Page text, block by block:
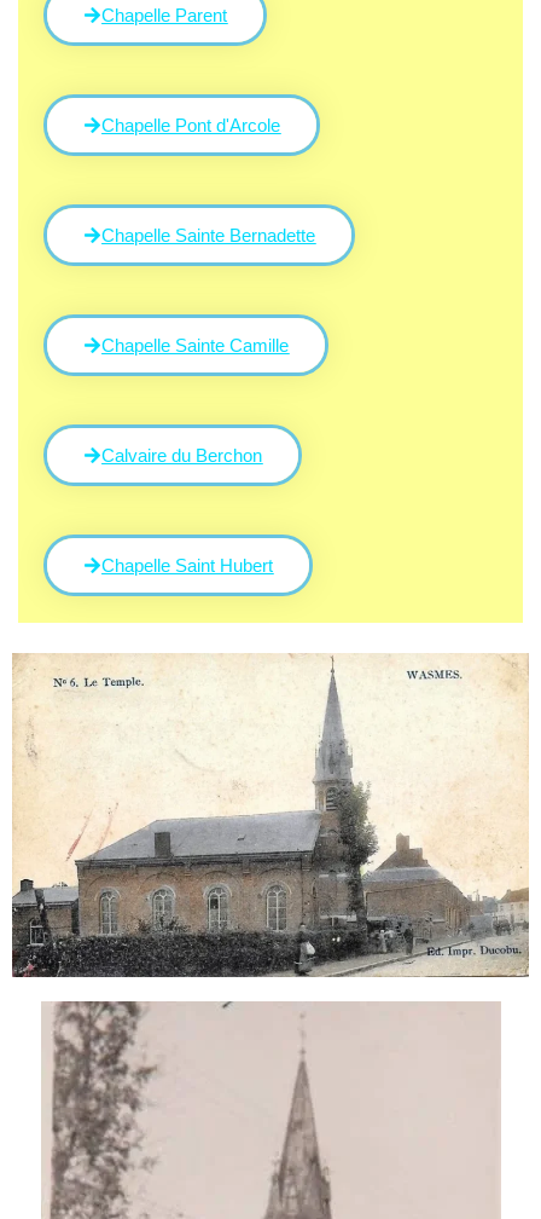
Chapelle Parent
Chapelle Pont d'Arcole
Chapelle Sainte Bernadette
Chapelle Sainte Camille
Calvaire du Berchon
Chapelle Saint Hubert